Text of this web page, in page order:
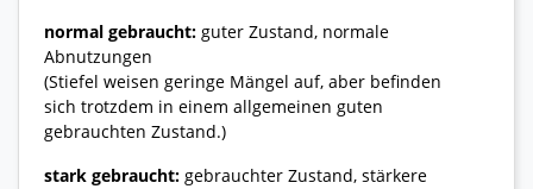
normal gebraucht: guter Zustand, normale
Abnutzungen
(Stiefel weisen geringe Mängel auf, aber befinden
sich trotzdem in einem allgemeinen guten
gebrauchten Zustand.)
stark gebraucht: gebrauchter Zustand, stärkere